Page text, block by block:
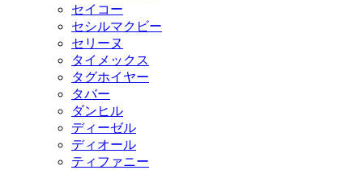
セイコー
セシルマクビー
セリーヌ
タイメックス
タグホイヤー
タバー
ダンヒル
ディーゼル
ディオール
ティファニー